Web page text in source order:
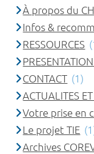
À propos du
Infos &
RESSOURCES
CONTACT (1)
ACTUALITES
Votre prise en
Le projet TIE
Archives